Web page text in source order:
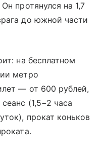
протянулся на 1,7
до южной части
на бесплатном
метро
— от 600 рублей,
(1,5−2 часа
прокат коньков